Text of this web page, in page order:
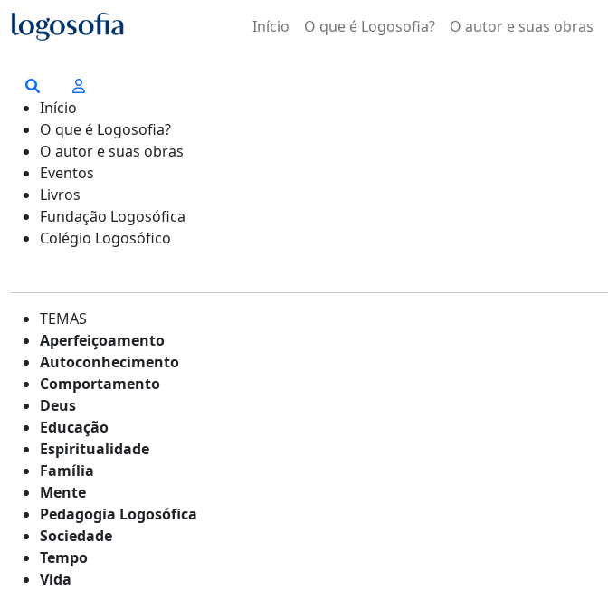
Início O que é Logosofia? O autor e suas obras
Início
O que é Logosofia?
O autor e suas obras
Eventos
Livros
Fundação Logosófica
Colégio Logosófico
TEMAS
Aperfeiçoamento
Autoconhecimento
Comportamento
Deus
Educação
Espiritualidade
Família
Mente
Pedagogia Logosófica
Sociedade
Tempo
Vida